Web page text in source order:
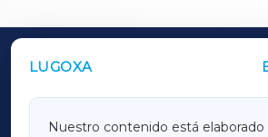
LUGOXA
Nuestro contenido está elaborado
OUTROS PERIÓDICOS